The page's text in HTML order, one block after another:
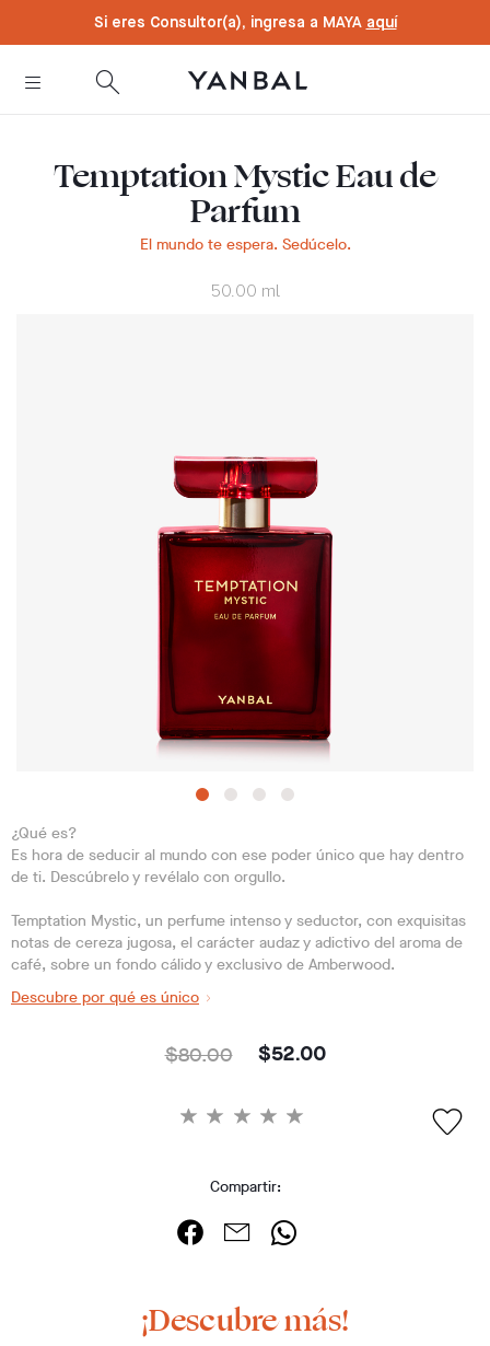
Si eres Consultor(a), ingresa a MAYA aquí
Temptation Mystic Eau de
Parfum
El mundo te espera. Sedúcelo.
50.00 ml
¿Qué es?
Es hora de seducir al mundo con ese poder único que hay dentro
de ti. Descúbrelo y revélalo con orgullo.
Temptation Mystic, un perfume intenso y seductor, con exquisitas
notas de cereza jugosa, el carácter audaz y adictivo del aroma de
café, sobre un fondo cálido y exclusivo de Amberwood.
Descubre por qué es único
$80.00 $52.00
Compartir:
¡Descubre más!